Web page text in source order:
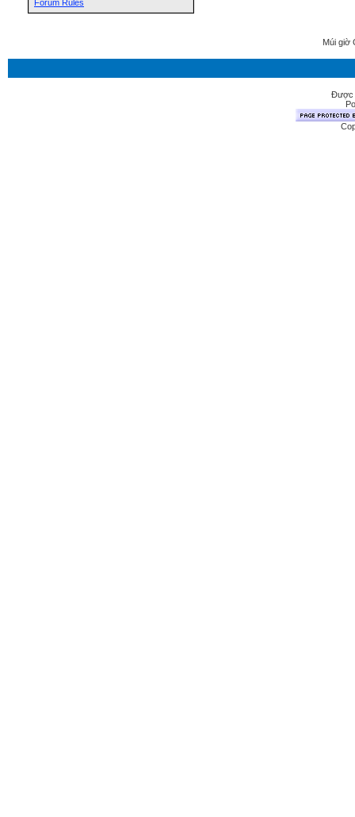
Forum Rules
Múi giờ
Được